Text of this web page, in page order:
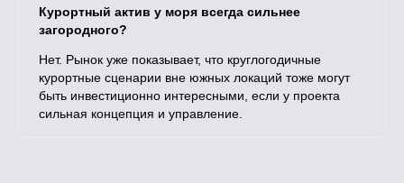
Курортный актив у моря всегда сильнее
загородного?
Нет. Рынок уже показывает, что круглогодичные
курортные сценарии вне южных локаций тоже могут
быть инвестиционно интересными, если у проекта
сильная концепция и управление.